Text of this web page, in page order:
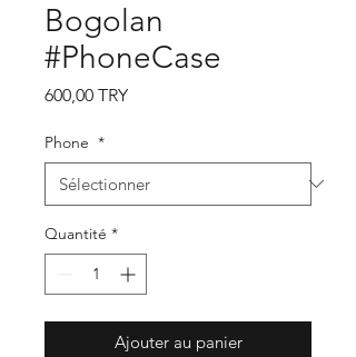
Bogolan
#PhoneCase
600,00 TRYPrix
Phone *
Quantité *
Ajouter au panier